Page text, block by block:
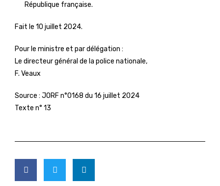
République française.
Fait le 10 juillet 2024.
Pour le ministre et par délégation :
Le directeur général de la police nationale,
F. Veaux
Source : JORF n°0168 du 16 juillet 2024
Texte n° 13